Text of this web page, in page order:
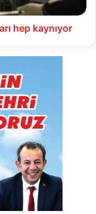
hep kaynıyor